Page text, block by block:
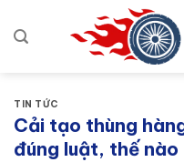
qua
TIN TỨC
Cải tạo thùng
đúng luật, thế nào